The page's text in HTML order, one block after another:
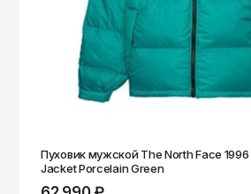
Пуховик мужской The North Face 1996
Jacket Porcelain Green